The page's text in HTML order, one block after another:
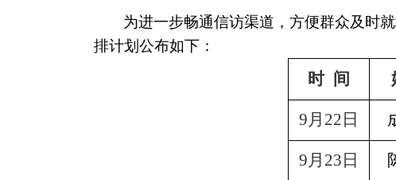
为进一步畅通信访渠道，方便群众及时
排计划公布如下：
时 间
9月22日
9月23日